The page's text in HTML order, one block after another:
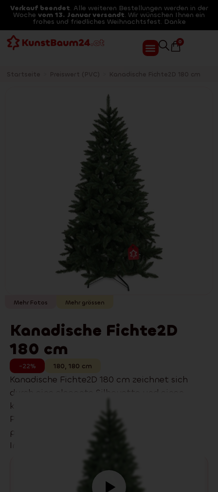
Verkauf beendet. Alle weiteren Bestellungen werden in der
Woche vom 13. Januar versandt. Wir wünschen Ihnen ein
frohes und friedliches Weihnachtsfest. Danke
0
Startseite Preiswert (PVC) Kanadische Fichte2D 180 cm
Mehr Fotos Mehr grössen
Kanadische Fichte2D
180 cm
-22% 180, 180 cm
Kanadische Fichte2D 180 cm zeichnet sich
durch eine elegante Silhouette und einen
klassischen Look und hochwertigen
PVC‑Nadeln mit natürlicher Optik aus. Passt
perfekt in moderne wie auch klassische
Interieurs.